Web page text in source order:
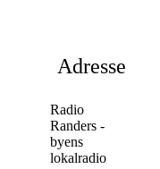
Adresse:
Radio
Randers -
byens
lokalradio